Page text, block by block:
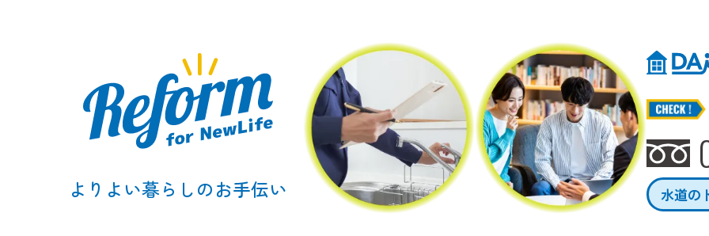
よりよい暮らしのお手伝い 水道の